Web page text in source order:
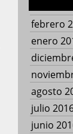
febrero
enero
agosto
julio
junio